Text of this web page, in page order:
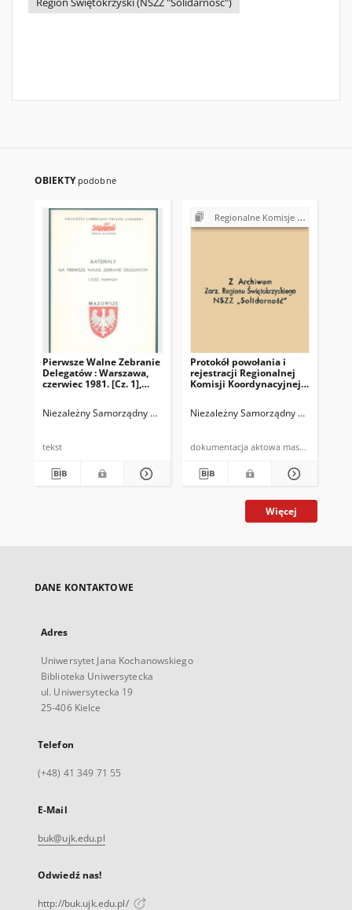
Region Świętokrzyski (NSZZ "Solidarność")
OBIEKTY podobne
Pierwsze Walne Zebranie
Delegatów : Warszawa,
czerwiec 1981. [Cz. 1],
regulamin obrad,
regulamin wyboru władz,
Niezależny Samorządny Związek Zawodowy "Solidarność". Region
tekst
Regionalne Komisje Koordynacyjne NSZZ "Solidarność"
Protokół powołania i
rejestracji Regionalnej
Komisji Koordynacyjnej
Spółdzielczości Pracy
[Regionu
Niezależny Samorządny Związek
dokumentacja aktowa maszynopis
Więcej
DANE KONTAKTOWE
Adres
Uniwersytet Jana Kochanowskiego
Biblioteka Uniwersytecka
ul. Uniwersytecka 19
25-406 Kielce
Telefon
(+48) 41 349 71 55
E-Mail
buk@ujk.edu.pl
Odwiedź nas!
http://buk.ujk.edu.pl/